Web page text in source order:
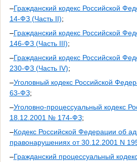
–Гражданский кодекс Российской
14-ФЗ (Часть II);
–Гражданский кодекс Российской
146-ФЗ (Часть III);
–Гражданский кодекс Российской
230-ФЗ (Часть IV);
–Уголовный кодекс Российской
63-ФЗ;
–Уголовно-процессуальный кодекс
18.12.2001 № 174-ФЗ;
–Кодекс Российской Федерации об
правонарушениях от 30.12.2001 N
–Гражданский процессуальный